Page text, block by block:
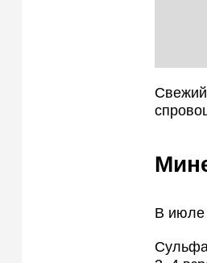
В июле